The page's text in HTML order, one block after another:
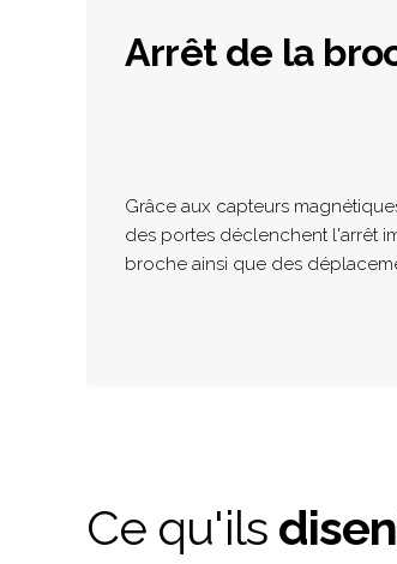
Arrêt de la
Grâce aux capteurs
des portes déclenchent l'arrêt
broche ainsi que des
Ce qu'ils